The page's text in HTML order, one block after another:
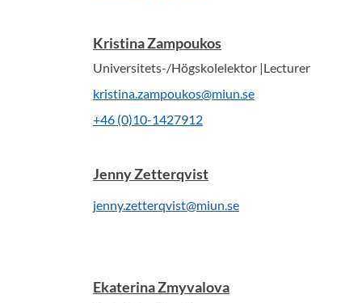
Kristina Zampoukos
Universitets-/Högskolelektor |Lecturer
kristina.zampoukos@miun.se
+46 (0)10-1427912
Jenny Zetterqvist
jenny.zetterqvist@miun.se
Ekaterina Zmyvalova